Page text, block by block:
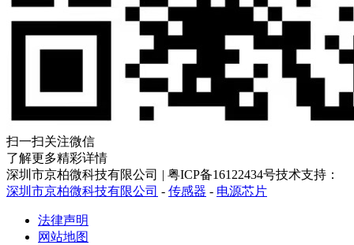
扫一扫关注微信
了解更多精彩详情
深圳市京柏微科技有限公司 | 粤ICP备16122434号技术支持：
深圳市京柏微科技有限公司 - 传感器 - 电源芯片
法律声明
网站地图